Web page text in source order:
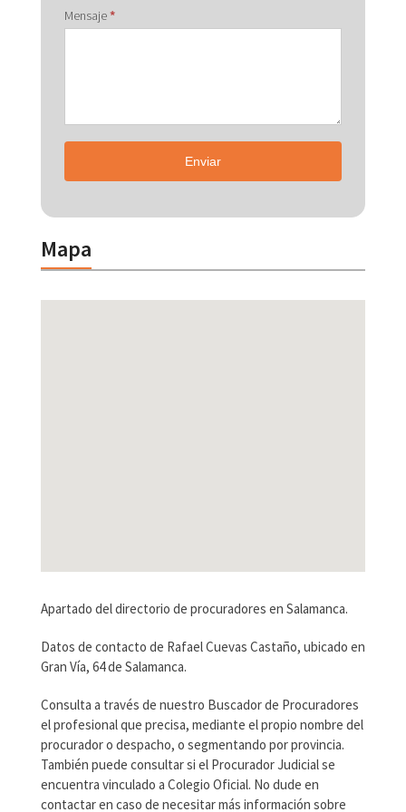
Mensaje*
Enviar
Mapa
Apartado del directorio de procuradores en Salamanca.
Datos de contacto de Rafael Cuevas Castaño, ubicado en
Gran Vía, 64 de Salamanca.
Consulta a través de nuestro Buscador de Procuradores
el profesional que precisa, mediante el propio nombre del
procurador o despacho, o segmentando por provincia.
También puede consultar si el Procurador Judicial se
encuentra vinculado a Colegio Oficial. No dude en
contactar en caso de necesitar más información sobre